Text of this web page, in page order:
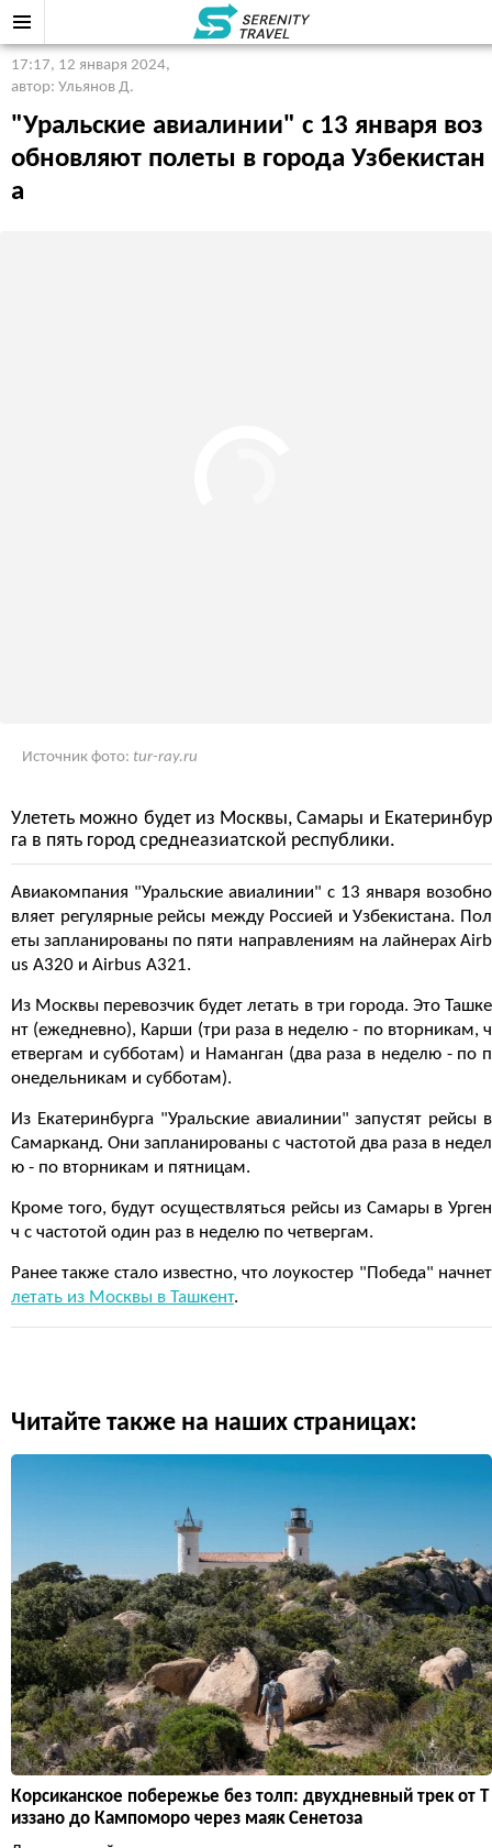
17:17, 12 января 2024,
автор: Ульянов Д.
"Уральские авиалинии" с 13 января воз
обновляют полеты в города Узбекистан
а
Источник фото: tur-ray.ru
Улететь можно будет из Москвы, Самары и Екатеринбур
га в пять город среднеазиатской республики.
Авиакомпания "Уральские авиалинии" с 13 января возобно
вляет регулярные рейсы между Россией и Узбекистана. Пол
еты запланированы по пяти направлениям на лайнерах Airb
us A320 и Airbus A321.
Из Москвы перевозчик будет летать в три города. Это Ташке
нт (ежедневно), Карши (три раза в неделю - по вторникам, ч
етвергам и субботам) и Наманган (два раза в неделю - по п
онедельникам и субботам).
Из Екатеринбурга "Уральские авиалинии" запустят рейсы в
Самарканд. Они запланированы с частотой два раза в недел
ю - по вторникам и пятницам.
Кроме того, будут осуществляться рейсы из Самары в Урген
ч с частотой один раз в неделю по четвергам.
Ранее также стало известно, что лоукостер "Победа" начнет
летать из Москвы в Ташкент.
Читайте также на наших страницах:
Корсиканское побережье без толп: двухдневный трек от Т
иззано до Кампоморо через маяк Сенетоза